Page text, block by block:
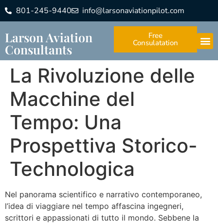
801-245-9440 info@larsonaviationpilot.com
Larson Aviation
Consultants
Free
Consulatation
La Rivoluzione delle
Macchine del
Tempo: Una
Prospettiva Storico-
Technologica
Nel panorama scientifico e narrativo contemporaneo,
l’idea di viaggiare nel tempo affascina ingegneri,
scrittori e appassionati di tutto il mondo. Sebbene la